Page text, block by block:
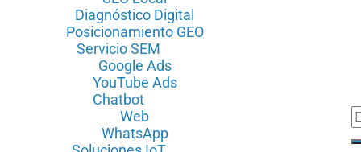
Diagnóstico Digital
Posicionamiento GEO
Servicio SEM
Google Ads
YouTube Ads
Chatbot
Web
WhatsApp